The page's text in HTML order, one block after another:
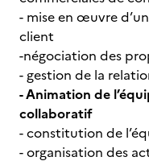
- mise en œuvre
client
-négociation des
- gestion de la
- Animation de
collaboratif
- constitution de
- organisation des